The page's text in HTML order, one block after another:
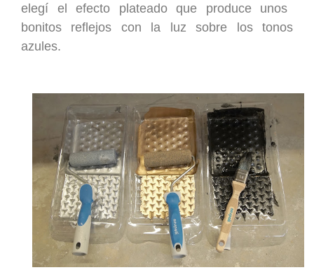
elegí el efecto plateadoque produce unos
bonitos reflejos con la luz sobre los tonos
azules.